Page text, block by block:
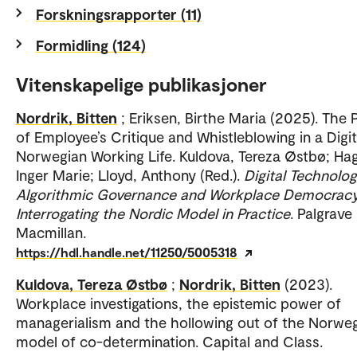
Forskningsrapporter (11)
Formidling (124)
Vitenskapelige publikasjoner
Nordrik, Bitten ; Eriksen, Birthe Maria (2025). The
of Employee’s Critique and Whistleblowing in a
Norwegian Working Life. Kuldova, Tereza Østbø;
Inger Marie; Lloyd, Anthony (Red.). Digital
Algorithmic Governance and Workplace
Interrogating the Nordic Model in Practice. Palgrave
Macmillan.
https://hdl.handle.net/11250/5005318
Kuldova, Tereza Østbø ; Nordrik, Bitten (2023).
Workplace investigations, the epistemic power of
managerialism and the hollowing out of the
model of co-determination. Capital and Class.